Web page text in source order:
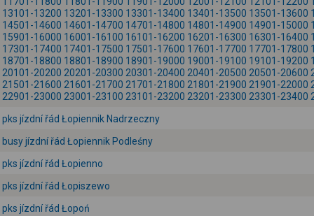
13101-13200 13201-13300 13301-13400 13401-13500 13501-13600
14501-14600 14601-14700 14701-14800 14801-14900 14901-15000
15901-16000 16001-16100 16101-16200 16201-16300 16301-16400
17301-17400 17401-17500 17501-17600 17601-17700 17701-17800
18701-18800 18801-18900 18901-19000 19001-19100 19101-19200
20101-20200 20201-20300 20301-20400 20401-20500 20501-20600
21501-21600 21601-21700 21701-21800 21801-21900 21901-22000
22901-23000 23001-23100 23101-23200 23201-23300 23301-23400
pks jízdní řád Łopiennik Nadrzeczny
busy jízdní řád Łopiennik Podleśny
pks jízdní řád Łopienno
pks jízdní řád Łopiszewo
pks jízdní řád Łopoń